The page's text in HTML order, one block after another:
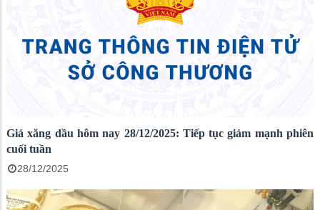
Giá xăng dầu hôm nay 28/12/2025: Tiếp tục giảm mạnh phiên
cuối tuần
28/12/2025